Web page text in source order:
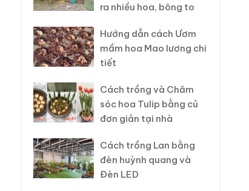
ra nhiều hoa, bông to
Hướng dẫn cách Ươm
mầm hoa Mao lương chi
tiết
Cách trồng và Chăm
sóc hoa Tulip bằng củ
đơn giản tại nhà
Cách trồng Lan bằng
đèn huỳnh quang và
Đèn LED